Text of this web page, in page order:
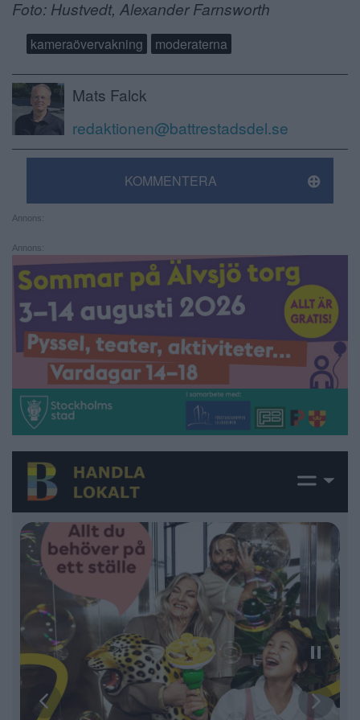
Foto: Hustvedt, Alexander Farnsworth
kameraövervakning moderaterna
Mats Falck
redaktionen@battrestadsdel.se
KOMMENTERA
Annons:
Annons: